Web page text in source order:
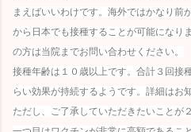
まえばいいわけです。海外ではかなり前
から日本でも接種することが可能になり
の方は当院までお問い合わせください。
接種年齢は１０歳以上です。合計３回接
らい効果が持続するようです。詳細はお
ただし、ご了承していただきたいことが